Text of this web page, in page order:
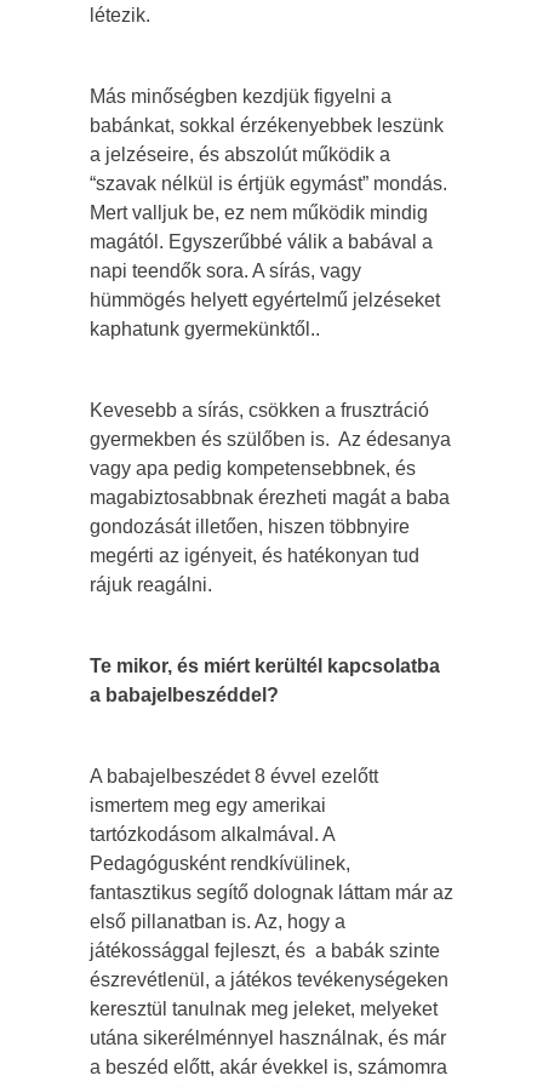
létezik.
Más minőségben kezdjük figyelni a
babánkat, sokkal érzékenyebbek leszünk
a jelzéseire, és abszolút működik a
“szavak nélkül is értjük egymást” mondás.
Mert valljuk be, ez nem működik mindig
magától. Egyszerűbbé válik a babával a
napi teendők sora. A sírás, vagy
hümmögés helyett egyértelmű jelzéseket
kaphatunk gyermekünktől..
Kevesebb a sírás, csökken a frusztráció
gyermekben és szülőben is. Az édesanya
vagy apa pedig kompetensebbnek, és
magabiztosabbnak érezheti magát a baba
gondozását illetően, hiszen többnyire
megérti az igényeit, és hatékonyan tud
rájuk reagálni.
Te mikor, és miért kerültél kapcsolatba
a babajelbeszéddel?
A babajelbeszédet 8 évvel ezelőtt
ismertem meg egy amerikai
tartózkodásom alkalmával. A
Pedagógusként rendkívülinek,
fantasztikus segítő dolognak láttam már az
első pillanatban is. Az, hogy a
játékossággal fejleszt, és a babák szinte
észrevétlenül, a játékos tevékenységeken
keresztül tanulnak meg jeleket, melyeket
utána sikerélménnyel használnak, és már
a beszéd előtt, akár évekkel is, számomra